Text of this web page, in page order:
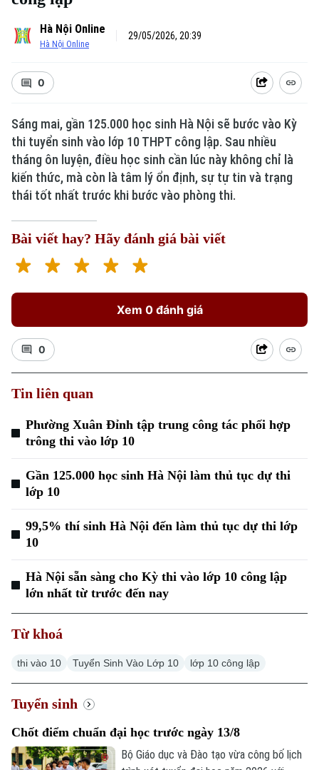
Hà Nội Online
Hà Nội Online
29/05/2026, 20:39
0
Sáng mai, gần 125.000 học sinh Hà Nội sẽ bước vào Kỳ
thi tuyển sinh vào lớp 10 THPT công lập. Sau nhiều
tháng ôn luyện, điều học sinh cần lúc này không chỉ là
kiến thức, mà còn là tâm lý ổn định, sự tự tin và trạng
thái tốt nhất trước khi bước vào phòng thi.
Bài viết hay? Hãy đánh giá bài viết
Xem 0 đánh giá
0
Tin liên quan
Phường Xuân Đỉnh tập trung công tác phối hợp
trông thi vào lớp 10
Gần 125.000 học sinh Hà Nội làm thủ tục dự thi
lớp 10
99,5% thí sinh Hà Nội đến làm thủ tục dự thi lớp
10
Hà Nội sẵn sàng cho Kỳ thi vào lớp 10 công lập
lớn nhất từ trước đến nay
Từ khoá
thi vào 10 Tuyển Sinh Vào Lớp 10 lớp 10 công lập
Tuyển sinh
Chốt điểm chuẩn đại học trước ngày 13/8
Bộ Giáo dục và Đào tạo vừa công bố lịch